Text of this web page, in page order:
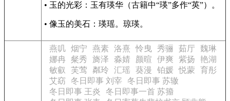
• 玉的光彩：玉有瑛华（古籍中“瑛”多作“英”）。
• 像玉的美石：瑛瑶。琼瑛。
燕叽 烟宁 燕素 洛熹 怜曳 秀骊 茹厅
魏琳
娜冉 粲秀 旖泽 淼婧 颜暄 伊爽 紫扬
艳湖
敏叡
芙莺 粼玲 汇瑶 葵漫 铂媛 悦蒙
育彤
艾窈
冬日即事 刘宰 冬日即事 苏辙
冬日即事 王炎
冬日即事一首 苏籀